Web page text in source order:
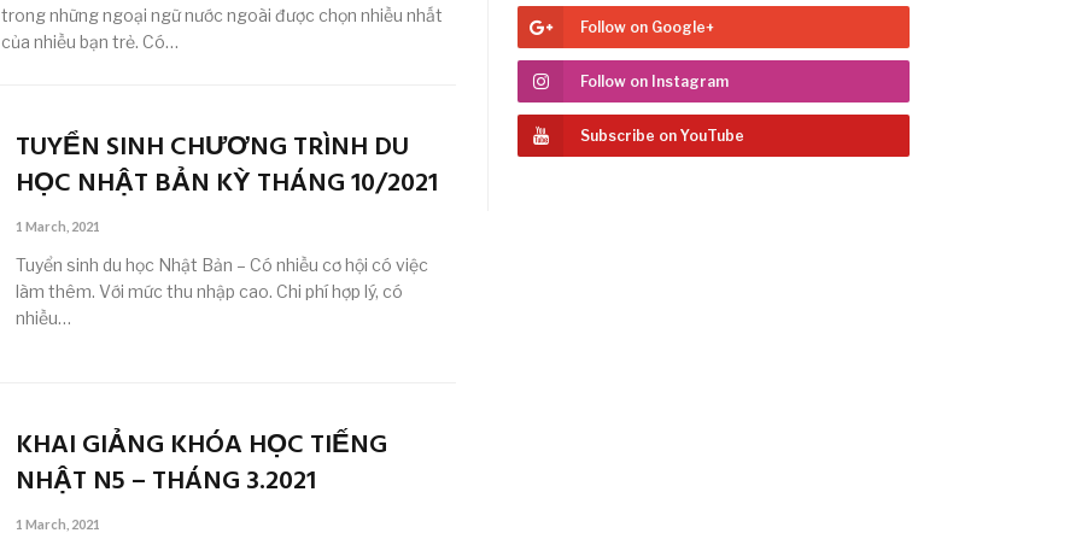
trong những ngoại ngữ nước ngoài được chọn nhiều nhất
của nhiều bạn trẻ. Có…
TUYỂN SINH CHƯƠNG TRÌNH DU
HỌC NHẬT BẢN KỲ THÁNG 10/2021
1 March, 2021
Tuyển sinh du học Nhật Bản – Có nhiều cơ hội có việc
làm thêm. Với mức thu nhập cao. Chi phí hợp lý, có
nhiều…
KHAI GIẢNG KHÓA HỌC TIẾNG
NHẬT N5 – THÁNG 3.2021
1 March, 2021
Follow on Google+
Follow on Instagram
Subscribe on YouTube